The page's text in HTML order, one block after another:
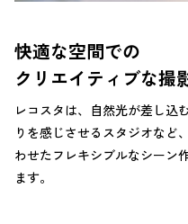
快適な空間での
クリエイティブな撮
レコスタは、自然光が差し込
りを感じさせるスタジオなど
わせたフレキシブルなシーン
ます。